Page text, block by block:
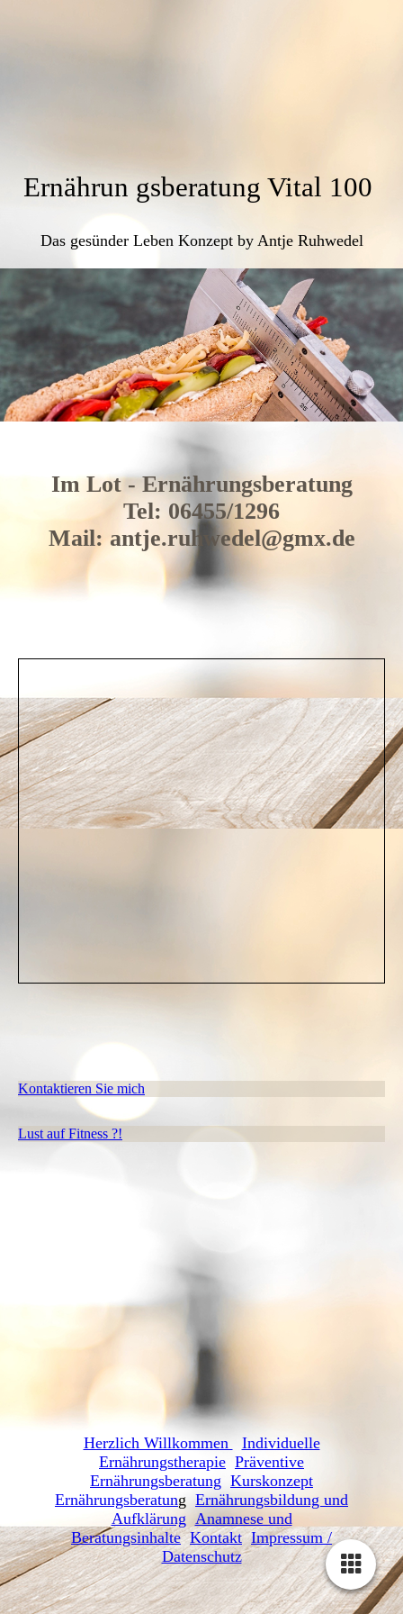
Ernährun gsberatung Vital 100
Das gesünder Leben Konzept by Antje Ruhwedel
Im Lot - Ernährungsberatung
Tel: 06455/1296
Mail: antje.ruhwedel@gmx.de
Kontaktieren Sie mich
Lust auf Fitness ?!
Herzlich Willkommen
Individuelle
Ernährungstherapie Präventive
Ernährungsberatung Kurskonzept
Ernährungsberatung Ernährungsbildung und
Aufklärung Anamnese und
Beratungsinhalte Kontakt Impressum /
Datenschutz